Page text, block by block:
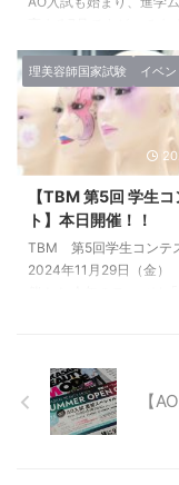
がお過ごしでしょうか
は、高崎ビューティモー
校で開催される「Live
2024」についてご紹介し
このイベントを通じて、
での学びや経験がどの
か、少しでも感じ取って
ら嬉しいです。 【
】とは 【Live of Art 】は
ビューティモード専門学
してから20数年間、毎
理美容師国家試験 イベ
【TBM 第5回 学生
ト】本日開催！！
TBM 第5回学生コン
2024年11月29日（金
目」「ビューティー系３
で、それぞれの競技にレ
いを設け、 自分のレベル
【